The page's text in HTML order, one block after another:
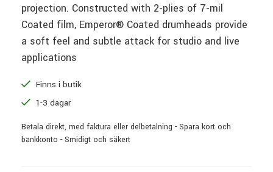
projection. Constructed with 2-plies of 7-mil
Coated film, Emperor® Coated drumheads provide
a soft feel and subtle attack for studio and live
applications
Finns i butik
1-3 dagar
Betala direkt, med faktura eller delbetalning - Spara kort och
bankkonto - Smidigt och säkert